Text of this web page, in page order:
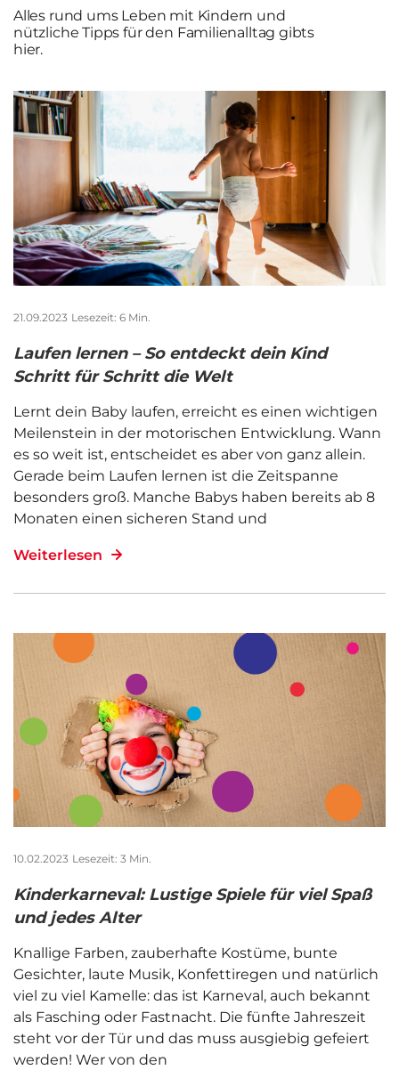
Downloadbereich
Pressebereich
Alles rund ums Leben mit Kindern und
nützliche Tipps für den Familienalltag gibts
hier.
21.09.2023 Lesezeit: 6 Min.
Laufen lernen – So entdeckt dein Kind
Schritt für Schritt die Welt
Lernt dein Baby laufen, erreicht es einen wichtigen
Meilenstein in der motorischen Entwicklung. Wann
es so weit ist, entscheidet es aber von ganz allein.
Gerade beim Laufen lernen ist die Zeitspanne
besonders groß. Manche Babys haben bereits ab 8
Monaten einen sicheren Stand und
Weiterlesen
10.02.2023 Lesezeit: 3 Min.
Kinderkarneval: Lustige Spiele für viel Spaß
und jedes Alter
Knallige Farben, zauberhafte Kostüme, bunte
Gesichter, laute Musik, Konfettiregen und natürlich
viel zu viel Kamelle: das ist Karneval, auch bekannt
als Fasching oder Fastnacht. Die fünfte Jahreszeit
steht vor der Tür und das muss ausgiebig gefeiert
werden! Wer von den